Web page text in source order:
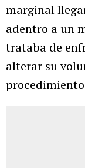
marginal
adentro a un
trataba de
alterar su